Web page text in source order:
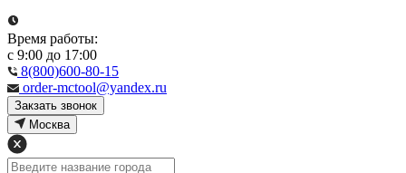
Время работы:
с 9:00 до 17:00
8(800)600-80-15
order-mctool@yandex.ru
Закзать звонок
Москва